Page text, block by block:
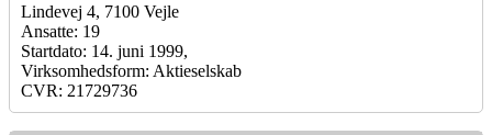
Lindevej 4, 7100 Vejle
Ansatte: 19
Startdato: 14. juni 1999,
Virksomhedsform: Aktieselskab
CVR: 21729736